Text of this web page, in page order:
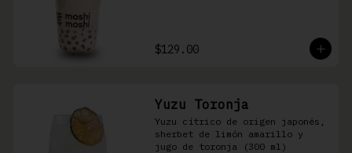
$129.00
Yuzu Toronja
Yuzu cítrico de origen japonés,
sherbet de limón amarillo y
jugo de toronja (300 ml)